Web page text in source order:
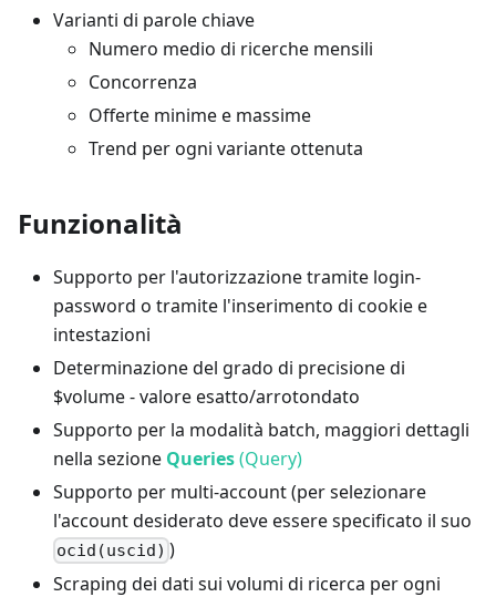
Varianti di parole chiave
Numero medio di ricerche mensili
Concorrenza
Offerte minime e massime
Trend per ogni variante ottenuta
Funzionalità
Supporto per l'autorizzazione tramite login-
password o tramite l'inserimento di cookie e
intestazioni
Determinazione del grado di precisione di
$volume - valore esatto/arrotondato
Supporto per la modalità batch, maggiori dettagli
nella sezione Queries(Query)
Supporto per multi-account (per selezionare
l'account desiderato deve essere specificato il suo
ocid(uscid) )
Scraping dei dati sui volumi di ricerca per ogni